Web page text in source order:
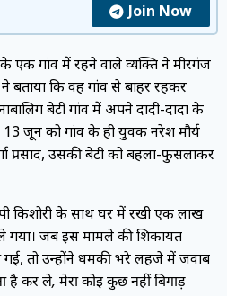
Join Now
के एक गांव में रहने वाले व्यक्ति ने मीरगंज
ने बताया कि वह गांव से बाहर रहकर
बेटी गांव में अपने दादी-दादा के
13 जून को गांव के ही युवक नरेश मौर्य
प्रसाद, उसकी बेटी को बहला-फुसलाकर
किशोरी के साथ घर में रखी एक लाख
गया। जब इस मामले की शिकायत
तो उन्होंने धमकी भरे लहजे में जवाब
है कर ले, मेरा कोई कुछ नहीं बिगाड़